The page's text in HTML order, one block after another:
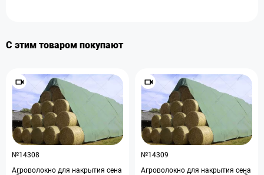
С этим товаром покупают
№14308
Агроволокно для накрытия сена
№14309
Агроволокно для накрытия сена